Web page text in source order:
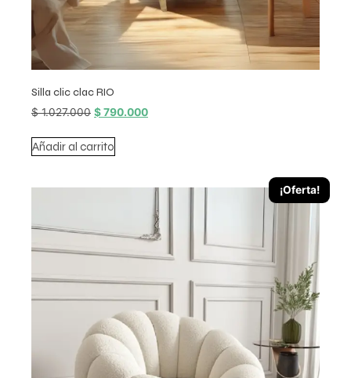
Silla clic clac RIO
$1.027.000 $790.000
Añadir al carrito
¡Oferta!